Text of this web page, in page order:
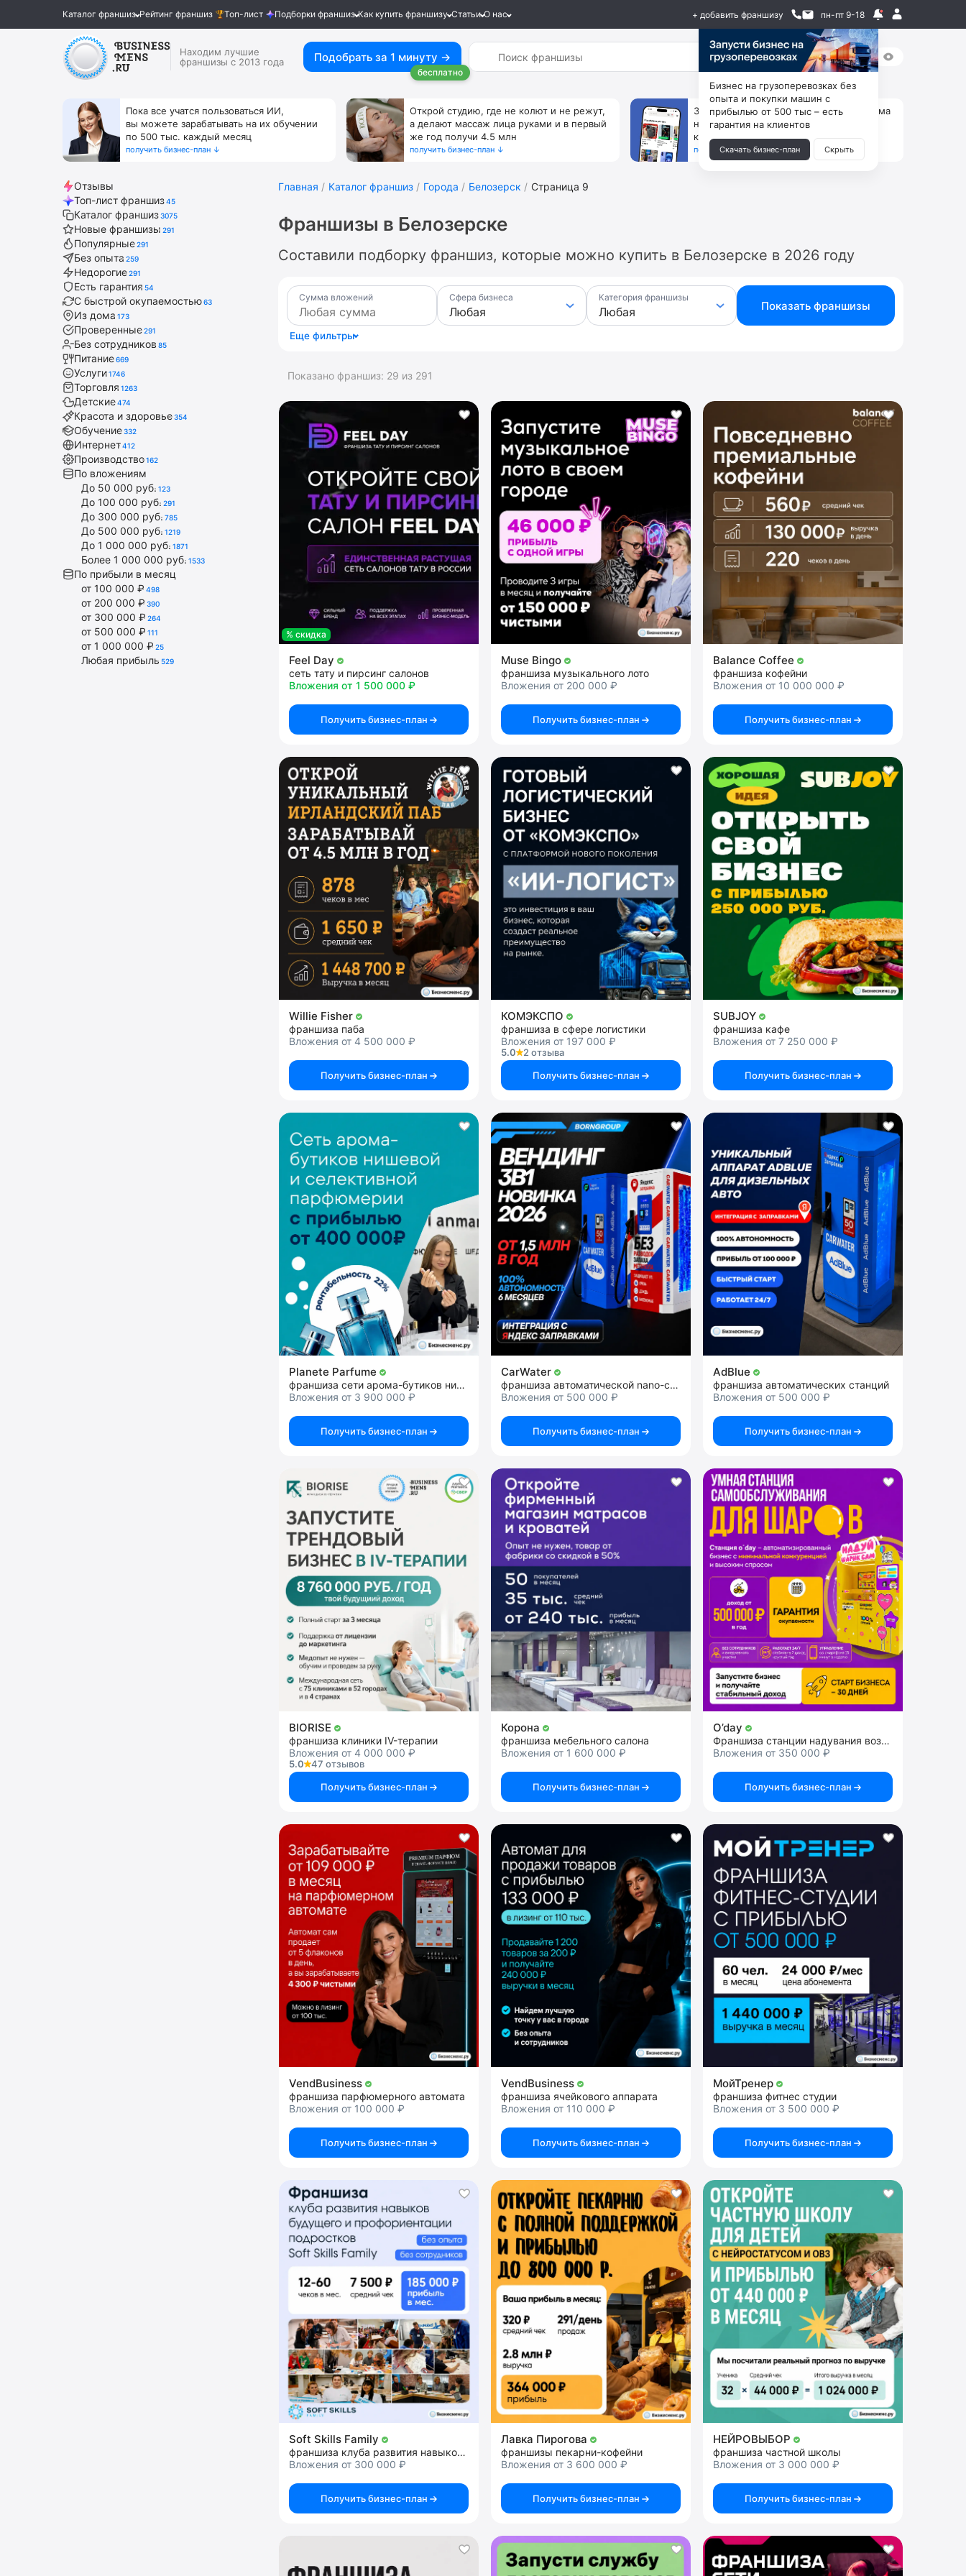
Каталог франшиз Рейтинг франшиз Топ-лист Подборки франшиз Как купить франшизу Статьи О нас + добавить франшизу пн-пт 9-18
Находим лучшие
франшизы с 2013 года
Подобрать за 1 минуту →
бесплатно
Пока все учатся пользоваться ИИ,
вы можете зарабатывать на их обучении
по 500 тыс. каждый месяц
получить бизнес-план ↓
Открой студию, где не колют и не режут,
а делают массаж лица руками и в первый
же год получи 4.5 млн
получить бизнес-план ↓
За 90 тыс. открой магазин на Авито, дома
ни коробок, ни товара, ни склада, зато
каждый месяц +125 тыс. чистыми
получить бизнес-план ↓
Отзывы
Топ-лист франшиз45
Каталог франшиз3075
Новые франшизы 291
Популярные291
Без опыта 259
Недорогие291
Есть гарантия 54
С быстрой окупаемостью63
Из дома 173
Проверенные291
Без сотрудников 85
Питание669
Услуги1746
Торговля 1263
Детские474
Красота и здоровье354
Обучение332
Интернет412
Производство162
По вложениям
До 50 000 руб. 123
До 100 000 руб. 291
До 300 000 руб. 785
До 500 000 руб. 1219
До 1 000 000 руб. 1871
Более 1 000 000 руб. 1533
По прибыли в месяц
от 100 000 ₽ 498
от 200 000 ₽ 390
от 300 000 ₽ 264
от 500 000 ₽ 111
от 1 000 000 ₽ 25
Любая прибыль 529
Главная Каталог франшиз Города Белозерск Страница 9
Франшизы в Белозерске
Составили подборку франшиз, которые можно купить в Белозерске в 2026 году
Сумма вложений Сфера бизнеса Категория франшизы
Показать франшизы
Еще фильтры
Показано франшиз: 29 из 291
% скидка
Feel Day
сеть тату и пирсинг салонов
Вложения от 1 500 000 ₽
Получить бизнес-план
Muse Bingo
франшиза музыкального лото
Вложения от 200 000 ₽
Получить бизнес-план
Balance Coffee
франшиза кофейни
Вложения от 10 000 000 ₽
Получить бизнес-план
Willie Fisher
франшиза паба
Вложения от 4 500 000 ₽
Получить бизнес-план
КОМЭКСПО
франшиза в сфере логистики
Вложения от 197 000 ₽
5.0
2 отзыва
Получить бизнес-план
SUBJOY
франшиза кафе
Вложения от 7 250 000 ₽
Получить бизнес-план
Planete Parfume
франшиза сети арома-бутиков нишевой и селективной парфюмерии
Вложения от 3 900 000 ₽
Получить бизнес-план
CarWater
франшиза автоматической nano-станции 2в1
Вложения от 500 000 ₽
Получить бизнес-план
AdBlue
франшиза автоматических станций
Вложения от 500 000 ₽
Получить бизнес-план
BIORISE
франшиза клиники IV-терапии
Вложения от 4 000 000 ₽
5.0
47 отзывов
Получить бизнес-план
Корона
франшиза мебельного салона
Вложения от 1 600 000 ₽
Получить бизнес-план
O’day
Франшиза станции надувания воздушных шаров
Вложения от 350 000 ₽
Получить бизнес-план
VendBusiness
франшиза парфюмерного автомата
Вложения от 100 000 ₽
Получить бизнес-план
VendBusiness
франшиза ячейкового аппарата
Вложения от 110 000 ₽
Получить бизнес-план
МойТренер
франшиза фитнес студии
Вложения от 3 500 000 ₽
Получить бизнес-план
Soft Skills Family
франшиза клуба развития навыков будущего и профориентации подростков
Вложения от 300 000 ₽
Получить бизнес-план
Лавка Пирогова
франшизы пекарни-кофейни
Вложения от 3 600 000 ₽
Получить бизнес-план
НЕЙРОВЫБОР
франшиза частной школы
Вложения от 3 000 000 ₽
Получить бизнес-план
Бизнес на грузоперевозках без
опыта и покупки машин с
прибылью от 500 тыс – есть
гарантия на клиентов
Скачать бизнес-план Скрыть